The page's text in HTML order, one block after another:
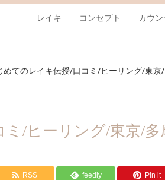
レイキ コンセプト カウ
めてのレイキ伝授/口コミ/ヒーリング/東京
/ヒーリング/東京/多
RSS feedly Pin it